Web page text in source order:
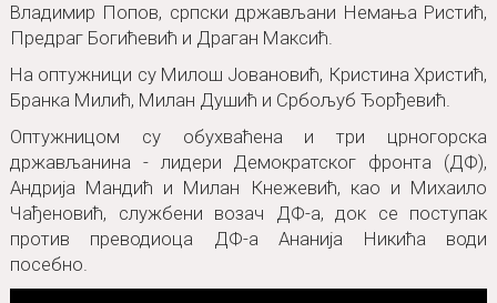
Владимир Попов, српски држављани Немања Ристић,
Предраг Богићевић и Драган Максић.
На оптужници су Милош Јовановић, Кристина Христић,
Бранка Милић, Милан Душић и Србољуб Ђорђевић.
Оптужницом су обухваћена и три црногорска
држављанина - лидери Демократског фронта (ДФ),
Андрија Мандић и Милан Кнежевић, као и Михаило
Чађеновић, службени возач ДФ-а, док се поступак
против преводиоца ДФ-а Ананија Никића води
посебно.